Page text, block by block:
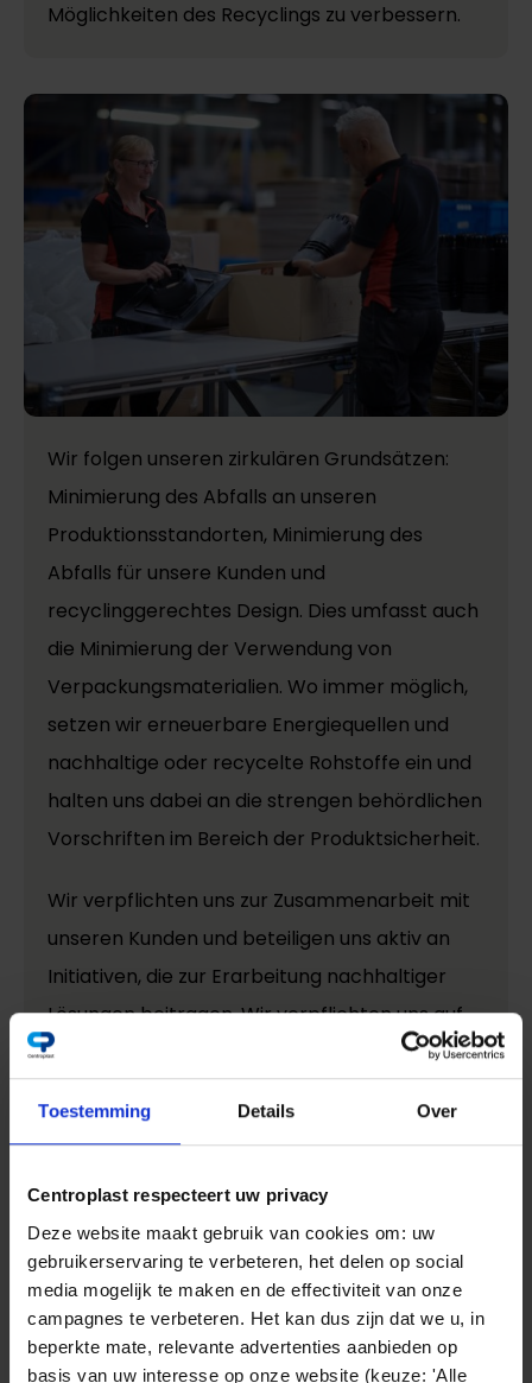
Toestemming Details Over
Centroplast respecteert uw privacy
Deze website maakt gebruik van cookies om: uw
gebruikerservaring te verbeteren, het delen op social
media mogelijk te maken en de effectiviteit van onze
campagnes te verbeteren. Het kan dus zijn dat we u, in
beperkte mate, relevante advertenties aanbieden op
basis van uw interesse op onze website (keuze: 'Alle
Möglichkeiten des Recyclings zu verbessern.
Wir folgen unseren zirkulären Grundsätzen:
Minimierung des Abfalls an unseren
Produktionsstandorten, Minimierung des
Abfalls für unsere Kunden und
recyclinggerechtes Design. Dies umfasst auch
die Minimierung der Verwendung von
Verpackungsmaterialien. Wo immer möglich,
setzen wir erneuerbare Energiequellen und
nachhaltige oder recycelte Rohstoffe ein und
halten uns dabei an die strengen behördlichen
Vorschriften im Bereich der Produktsicherheit.
Wir verpflichten uns zur Zusammenarbeit mit
unseren Kunden und beteiligen uns aktiv an
Initiativen, die zur Erarbeitung nachhaltiger
Lösungen beitragen. Wir verpflichten uns auf
SDG Nummer 7 - bezahlbare und saubere
und Gemeinden.